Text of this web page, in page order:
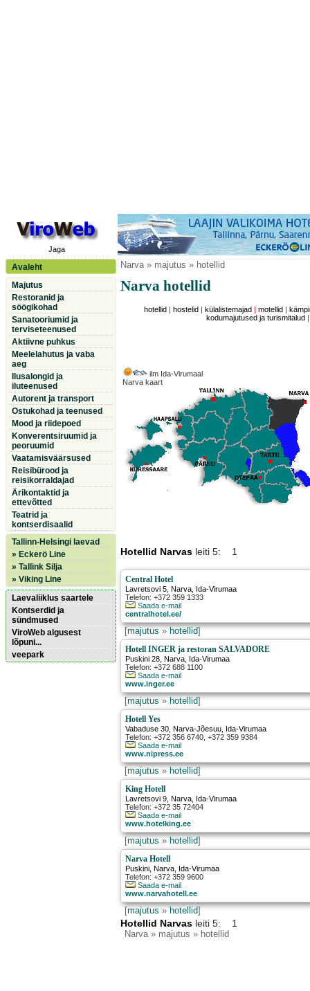
Jaga
Avaleht
Majutus
Restoranid ja
söögikohad
Sanatooriumid ja
terviseteenused
Aktiivne puhkus
Meelelahutus ja vaba
aeg
Ilusalongid ja
iluteenused
Autorent ja transport
Ostukohad ja teenused
Mood ja riidepoed
Konverentsiruumid ja
peoruumid
Vaatamisväärsused
Reisibürood ja
reisikorraldajad
Ärikontaktid ja
ettevõtted
Teatrid ja
kontserdisaalid
Tallinn-Helsingi laevad
» Eckerö Line
» Tallink Silja
» Viking Line
Laevaliiklus saartele
Kontserdid ja
sündmused
ViroWeb algusest
lõpuni...
veepark
Narva» majutus » hotellid
Narva hotellid
hotellid hostelid külalistemajad |motellid
kodumajutused ja turismitalud
ilm Ida-Virumaal
Narva kaart
Hotellid Narvas leiti 5: 1
Central Hotel
Lavretsovi 5 Narva , Ida-Virumaa
Telefon: +372 359 1333
Saada e-mail
centralhotel.ee/
[majutus»hotellid]
Hotell INGER ja restoran SALVADORE
Puskini 28 Narva , Ida-Virumaa
Telefon: +372 688 1100
Saada e-mail
www.inger.ee
[majutus»hotellid]
Hotell Yes
Vabaduse 30 Narva-Jõesuu , Ida-Virumaa
Telefon: +372 356 6740, +372 359 9384
Saada e-mail
www.nipress.ee
[majutus»hotellid]
King Hotell
Lavretsovi 9 Narva , Ida-Virumaa
Telefon: +372 35 72404
Saada e-mail
www.hotelking.ee
[majutus»hotellid]
Narva Hotell
Puskini Narva , Ida-Virumaa
Telefon: +372 359 9600
Saada e-mail
www.narvahotell.ee
[majutus»hotellid]
Hotellid Narvas leiti 5: 1
Narva» majutus » hotellid